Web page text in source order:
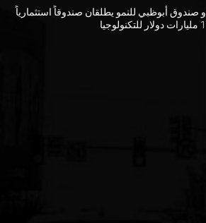
” G42″ و صندوق أبوظبي للنمو يطلقان صندوقاً استثمارياً